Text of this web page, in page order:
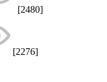
[2480]
[2276]